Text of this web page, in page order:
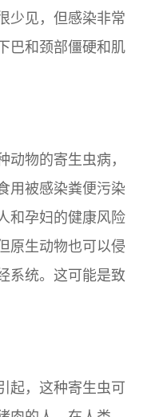
少见，但感染非常
巴和颈部僵硬和肌
动物的寄生虫病，
用被感染粪便污染
和孕妇的健康风险
原生动物也可以侵
系统。这可能是致
起，这种寄生虫可